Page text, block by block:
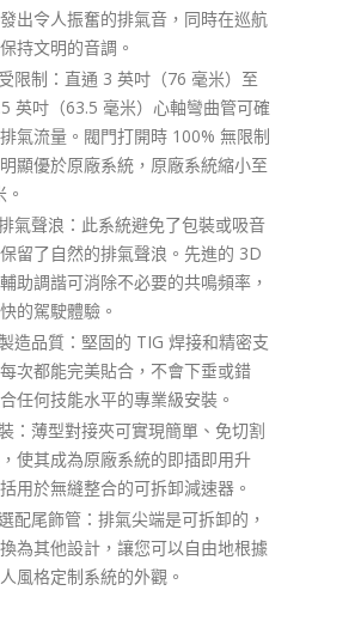
出令人振奮的排氣音，同時在巡航
持文明的音調。
限制：直通 3 英吋（76 毫米）至
英吋（63.5 毫米）心軸彎曲管可確
氣流量。閥門打開時 100% 無限制
顯優於原廠系統，原廠系統縮小至
氣聲浪：此系統避免了包裝或吸音
留了自然的排氣聲浪。先進的 3D
助調諧可消除不必要的共鳴頻率，
的駕駛體驗。
造品質：堅固的 TIG 焊接和精密支
次都能完美貼合，不會下垂或錯
任何技能水平的專業級安裝。
：薄型對接夾可實現簡單、免切割
使其成為原廠系統的即插即用升
用於無縫整合的可拆卸減速器。
配尾飾管：排氣尖端是可拆卸的，
為其他設計，讓您可以自由地根據
風格定制系統的外觀。